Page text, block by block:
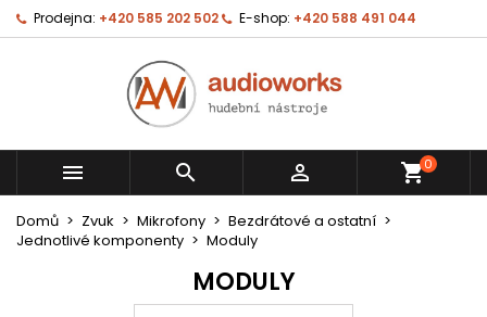
Prodejna: +420 585 202 502 E-shop: +420 588 491 044
   shopping_cart0
Domů Zvuk Mikrofony
Bezdrátové a ostatní
Jednotlivé komponenty
Moduly
MODULY